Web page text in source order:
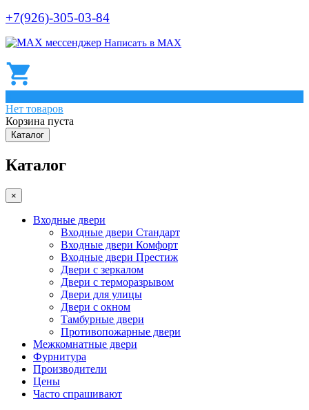
+7(926)-305-03-84
Написать в МАХ
Нет товаров
Корзина пуста
Каталог
Каталог
×
Входные двери
Входные двери Стандарт
Входные двери Комфорт
Входные двери Престиж
Двери с зеркалом
Двери с терморазрывом
Двери для улицы
Двери с окном
Тамбурные двери
Противопожарные двери
Межкомнатные двери
Фурнитура
Производители
Цены
Часто спрашивают